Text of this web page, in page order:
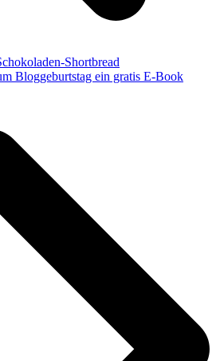
Shortbread
Bloggeburtstag ein gratis E-Book